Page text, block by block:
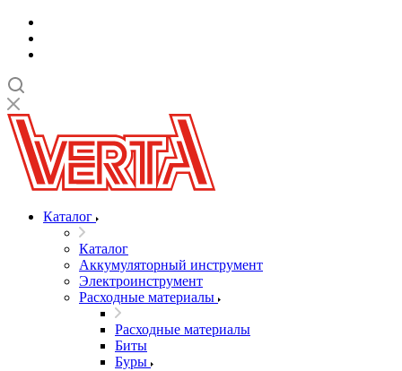
Каталог
Каталог
Аккумуляторный инструмент
Электроинструмент
Расходные материалы
Расходные материалы
Биты
Буры